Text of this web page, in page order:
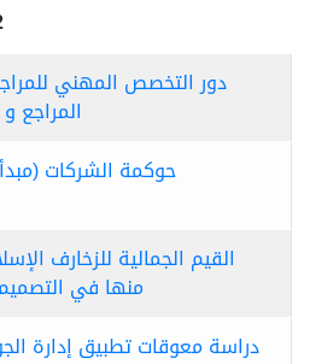
دور التخصص المهني
المراجع
حوكمة الشركات
القيم الجمالية للزخارف
منها في التصميم
دراسة معوقات تطبيق إدارة